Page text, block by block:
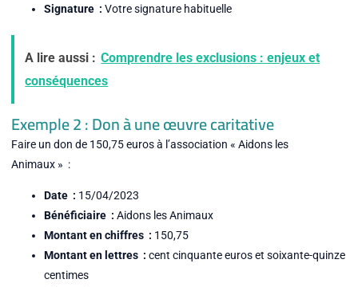
Signature : Votre signature habituelle
A lire aussi : Comprendre les exclusions : enjeux et
conséquences
Exemple 2 : Don à une œuvre caritative
Faire un don de 150,75 euros à l’association « Aidons les
Animaux » :
Date : 15/04/2023
Bénéficiaire : Aidons les Animaux
Montant en chiffres : 150,75
Montant en lettres : cent cinquante euros et soixante-quinze
centimes